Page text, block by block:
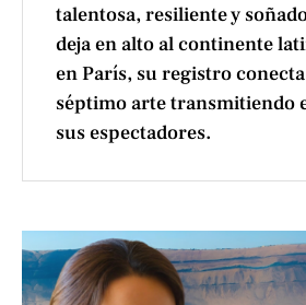
talentosa, resiliente y
deja en alto al continente
en París, su registro
séptimo arte transmitiendo
sus espectadores.